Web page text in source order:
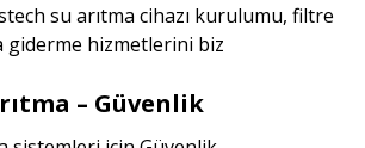
su arıtma cihazı kurulumu, filtre
giderme hizmetlerini biz
– Güvenlik